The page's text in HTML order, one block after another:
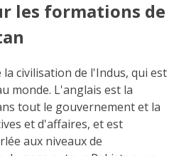
les formations de
civilisation de l'Indus, qui est
monde. L'anglais est la
tout le gouvernement et la
et d'affaires, et est
aux niveaux de